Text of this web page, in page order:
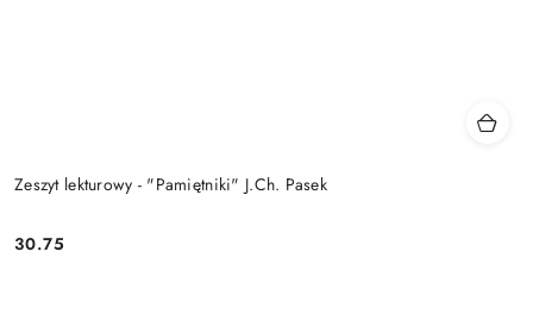
Zeszyt lekturowy - "Pamiętniki" J.Ch. Pasek
Cena:
30.75